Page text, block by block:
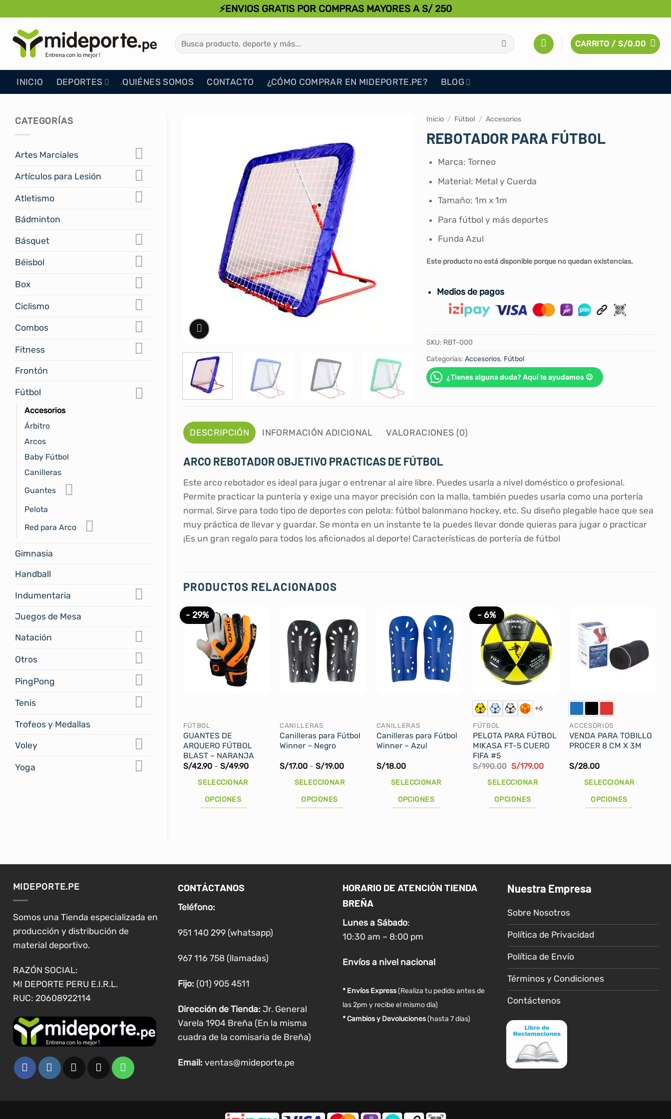
al
contenido
⚡ENVIOS GRATIS POR COMPRAS MAYORES A S/ 250
Buscar
por:
CARRITO /S/0.00
INICIO DEPORTES QUIÉNES SOMOS CONTACTO ¿CÓMO COMPRAR EN MIDEPORTE.PE? BLOG
CATEGORÍAS
Artes Marciales
Artículos para Lesión
Atletismo
Bádminton
Básquet
Béisbol
Box
Ciclismo
Combos
Fitness
Frontón
Fútbol
Accesorios
Árbitro
Arcos
Baby Fútbol
Canilleras
Guantes
Pelota
Red para Arco
Gimnasia
Handball
Indumentaria
Juegos de Mesa
Natación
Otros
PingPong
Tenis
Trofeos y Medallas
Voley
Yoga
Inicio / Fútbol / Accesorios
REBOTADOR PARA FÚTBOL
Marca: Torneo
Material: Metal y Cuerda
Tamaño: 1m x 1m
Para fútbol y más deportes
Funda Azul
Este producto no está disponible porque no quedan existencias.
Medios de pagos
SKU: RBT-000
Categorías: Accesorios, Fútbol
¿Tienes alguna duda? Aquí te ayudamos 😉
DESCRIPCIÓN INFORMACIÓN ADICIONAL VALORACIONES (0)
ARCO REBOTADOR OBJETIVO PRACTICAS DE FÚTBOL
Este arco rebotador es ideal para jugar o entrenar al aire libre. Puedes usarla a nivel doméstico o profesional.
Permite practicar la puntería y exige una mayor precisión con la malla, también puedes usarla como una portería
normal. Sirve para todo tipo de deportes con pelota: fútbol balonmano hockey, etc. Su diseño plegable hace que sea
muy práctica de llevar y guardar. Se monta en un instante te la puedes llevar donde quieras para jugar o practicar
¡Es un gran regalo para todos los aficionados al deporte! Características de portería de fútbol
PRODUCTOS RELACIONADOS
- 29%
FÚTBOL
GUANTES DE
ARQUERO FÚTBOL
BLAST – NARANJA
S/42.90 - S/49.90Rango
SELECCIONAR
OPCIONES
variantes.
opciones
se
en
página
producto
CANILLERAS
Canilleras para Fútbol
Winner – Negro
S/17.00 - S/19.00Rango
precios:
SELECCIONAR
OPCIONES
variantes.
CANILLERAS
Canilleras para Fútbol
Winner – Azul
S/18.00
SELECCIONAR
OPCIONES
variantes.
opciones
elegir
en
página
producto
- 6%
+6
FÚTBOL
PELOTA PARA FÚTBOL
MIKASA FT-5 CUERO
FIFA #5
S/190.00 El
original
S/190.00.
S/179.00El
SELECCIONAR
OPCIONES
variantes.
opciones
producto
ACCESORIOS
VENDA PARA TOBILLO
PROCER 8 CM X 3M
S/28.00
SELECCIONAR
OPCIONES
variantes.
opciones
pueden
elegir
en
la
de
producto
MIDEPORTE.PE
Somos una Tienda especializada en
producción y distribución de
material deportivo.
RAZÓN SOCIAL:
MI DEPORTE PERU E.I.R.L.
RUC: 20608922114
CONTÁCTANOS
Teléfono:
951 140 299 (whatsapp)
967 116 758 (llamadas)
Fijo: (01) 905 4511
Dirección de Tienda: Jr. General
Varela 1904 Breña (En la misma
cuadra de la comisaria de Breña)
Email: ventas@mideporte.pe
HORARIO DE ATENCIÓN TIENDA
BREÑA
Lunes a Sábado:
10:30 am – 8:00 pm
Envíosa nivel nacional
* Envíos Express(Realiza tu pedido antes de
las 2pm y recibe el mismo día)
* Cambios y Devoluciones (hasta 7 días)
Nuestra Empresa
Sobre Nosotros
Política de Privacidad
Política de Envío
Términos y Condiciones
Contáctenos